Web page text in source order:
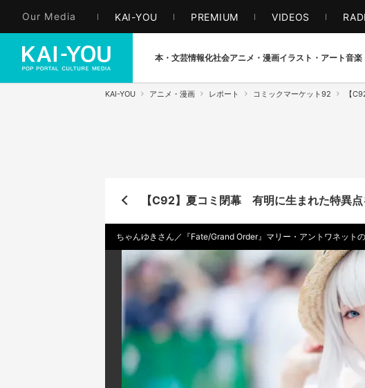
Our Media KAI-YOU PREMIUM VIDEOS
本・文芸情報化社会アニメ・漫画イラスト・アート音楽
KAI-YOU アニメ・漫画 レポート コミックマーケット92 【
【C92】夏コミ閉幕 有明に生まれた特異
ちゃんゆきさん／『Fate/Grand Order』マリー・アントワネット